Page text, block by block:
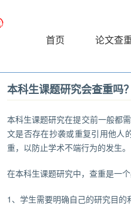
®
首页 论文查
本科生课题研究会查重吗？
本科生课题研究在提交前一般都
文是否存在抄袭或重复引用他人
重，以防止学术不端行为的发生。
在本科生课题研究中，查重是一个
1、学生需要明确自己的研究目的